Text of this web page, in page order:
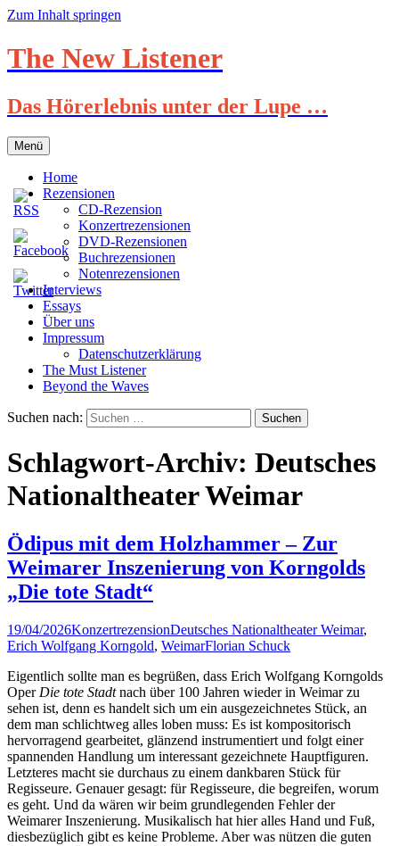
Zum Inhalt springen
The New Listener
Das Hörerlebnis unter der Lupe …
Menü
Home
Rezensionen
CD-Rezension
Konzertrezensionen
DVD-Rezensionen
Buchrezensionen
Notenrezensionen
Interviews
Essays
Über uns
Impressum
Datenschutzerklärung
The Must Listener
Beyond the Waves
Suchen nach:
Schlagwort-Archiv: Deutsches
Nationaltheater Weimar
Ödipus mit dem Holzhammer – Zur
Weimarer Inszenierung von Korngolds
„Die tote Stadt“
19/04/2026KonzertrezensionDeutsches Nationaltheater Weimar,
Erich Wolfgang Korngold, WeimarFlorian Schuck
Eigentlich sollte man es begrüßen, dass Erich Wolfgang Korngolds
Oper Die tote Stadtnach über 100 Jahren wieder in Weimar zu
sehen ist, denn es handelt sich um ein ausgezeichnetes Stück, an
dem man schlichtweg alles loben muss: Es ist kompositorisch
hervorragend gearbeitet, glänzend instrumentiert und folgt einer
spannenden Handlung um interessant gezeichnete Hauptfiguren.
Letzteres macht sie durchaus zu einem dankbaren Stück für
Regisseure. Genauer gesagt: für Regisseure, die begreifen, worum
es geht. Und da wären wir beim grundlegenden Fehler der
Weimarer Inszenierung. Musikalisch hat hier alles Hand und Fuß,
diesbezüglich gibt es keine Probleme. Aber was nützen die guten